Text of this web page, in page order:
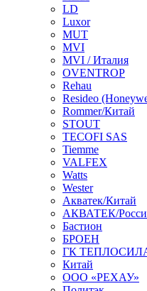
LD
Luxor
MUT
MVI
MVI / Италия
OVENTROP
Rehau
Resideo
Rommer/Китай
STOUT
TECOFI SAS
Tiemme
VALFEX
Watts
Wester
Акватек/Китай
АКВАТЕК/
Бастион
БРОЕН
ГК
Китай
ООО «РЕХАУ»